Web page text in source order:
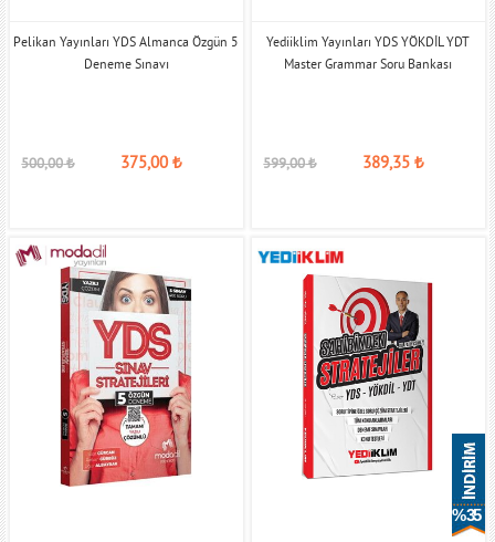
Pelikan Yayınları YDS Almanca Özgün 5
Deneme Sınavı
500,00₺ 375,00₺
Yediiklim Yayınları YDS YÖKDİL YDT
Master Grammar Soru Bankası
599,00₺ 389,35 ₺
% 35